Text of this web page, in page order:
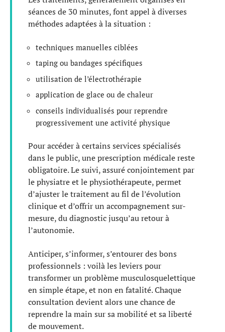
séances de 30 minutes, font appel à diverses
méthodes adaptées à la situation :
techniques manuelles ciblées
taping ou bandages spécifiques
utilisation de l’électrothérapie
application de glace ou de chaleur
conseils individualisés pour reprendre
progressivement une activité physique
Pour accéder à certains services spécialisés
dans le public, une prescription médicale reste
obligatoire. Le suivi, assuré conjointement par
le physiatre et le physiothérapeute, permet
d’ajuster le traitement au fil de l’évolution
clinique et d’offrir un accompagnement sur-
mesure, du diagnostic jusqu’au retour à
l’autonomie.
Anticiper, s’informer, s’entourer des bons
professionnels : voilà les leviers pour
transformer un problème musculosquelettique
en simple étape, et non en fatalité. Chaque
consultation devient alors une chance de
reprendre la main sur sa mobilité et sa liberté
de mouvement.